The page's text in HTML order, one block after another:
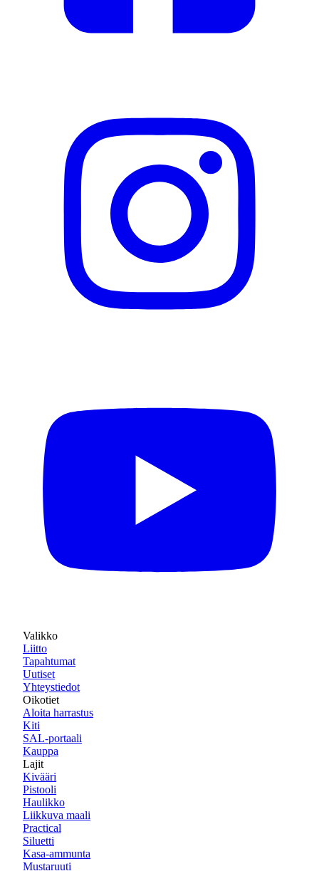
Valikko
Liitto
Tapahtumat
Uutiset
Yhteystiedot
Oikotiet
Aloita harrastus
Kiti
SAL-portaali
Kauppa
Lajit
Kivääri
Pistooli
Haulikko
Liikkuva maali
Practical
Siluetti
Kasa-ammunta
Mustaruuti